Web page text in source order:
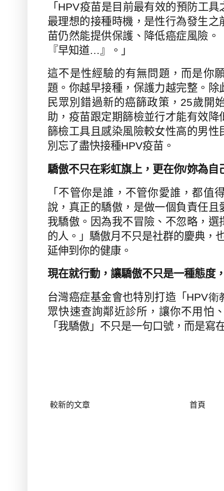
「 HPV疫苗是目前最有效的預防工
最理想的接種時機，是性行為發生
苗仍然能提供保護、降低癌症風險
『早知道… 』。」
這不是性經驗的有無問題，而是你
題。你越早接種，保護力越完整。
民眾別錯過新的癌篩政策， 25歲開
助，疫苗跟定期篩檢並行才能有效
篩檢工具且感染風險較女性高的男
別忘了盡快接種HPV疫苗。
驕傲不只在彩虹旗上，更在你/妳為自
「不管你是誰，不管你愛誰，都值
說，真正的驕傲，是做一個負責任且
我驕傲。因為我不冒險、不忽略，
的人。」 驕傲月不只是社群的慶典，
延伸到你的健康。
現在就行動，讓驕傲不只是一種態度
台灣癌症基金會也特別打造「 HPV衛
眾快速查詢鄰近診所，讓你不用怕
「我驕傲」不只是一句口號，而是寫
較新的文章 首頁